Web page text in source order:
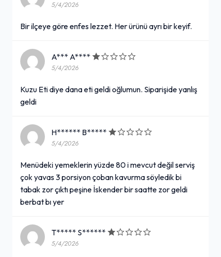
5/4/2026
Bir ilçeye göre enfes lezzet. Her ürünü ayrı bir keyif.
A*** A****
5/4/2026
Kuzu Eti diye dana eti geldi oğlumun. Siparişide yanlış
geldi
H****** B*****
5/4/2026
Menüdeki yemeklerin yüzde 80 i mevcut değil serviş
çok yavas 3 porsiyon çoban kavurma söyledik bi
tabak zor çıktı peşine İskender bir saatte zor geldi
berbat bı yer
T***** S******
5/4/2026